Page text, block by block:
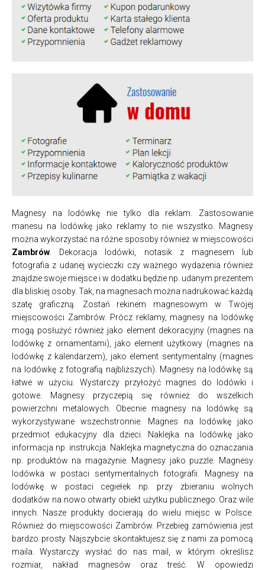
Magnesy na lodówkę nie tylko dla reklam. Zastosowanie
manesu na lodówkę jako reklamy to nie wszystko. Magnesy
można wykorzystać na różne sposoby również w miejscowości
Zambrów . Dekoracja lodówki, notasik z magnesem lub
fotografia z udanej wycieczki czy ważnego wydażenia również
znajdzie swoje miejsce i w dodatku będzie np. udanym prezentem
dla bliskiej osoby. Tak, na magnesach można nadrukować każdą
szatę graficzną. Zostań rekinem magnesowym w Twojej
miejscowości Zambrów. Prócz reklamy, magnesy na lodówkę
mogą posłużyć również jako element dekoracyjny (magnes na
lodówkę z ornamentami), jako element użytkowy (magnes na
lodówkę z kalendarzem), jako element sentymentalny (magnes
na lodówkę z fotografią najbliższych). Magnesy na lodówkę są
łatwe w użyciu. Wystarczy przyłożyć magnes do lodówki i
gotowe. Magnesy przyczepią się również do wszelkich
powierzchni metalowych. Obecnie magnesy na lodówkę są
wykorzystywane wszechstronnie. Magnes na lodówkę jako
przedmiot edukacyjny dla dzieci. Naklejka na lodówkę jako
informacja np. instrukcja. Naklejka magnetyczna do oznaczania
np. produktów na magazynie. Magnesy jako puzzle. Magnesy
lodówka w postaci sentymentalnych fotografii. Magnesy na
lodówkę w postaci cegiełek np. przy zbieraniu wolnych
dodatków na nowo otwarty obiekt użytku publicznego. Oraz wile
innych. Nasze produkty docierają do wielu miejsc w Polsce.
Również do miejscowości Zambrów. Przebieg zamówienia jest
bardzo prosty. Najszybcie skontaktujesz się z nami za pomocą
maila. Wystarczy wysłać do nas mail, w którym określisz
rozmiar, nakład magnesów oraz treść. W opowiedzi